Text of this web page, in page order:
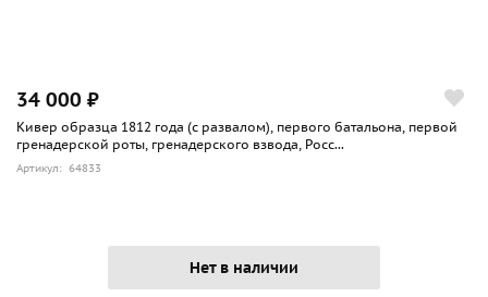
34 000 ₽
Кивер образца 1812 года (с развалом), первого батальона, первой
гренадерской роты, гренадерского взвода, Росс...
Артикул: 64833
Нет в наличии